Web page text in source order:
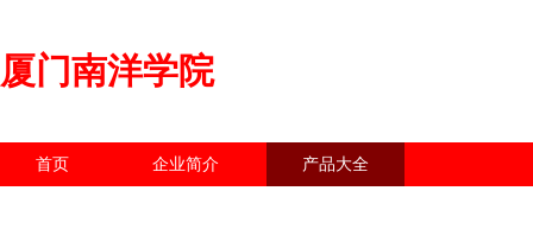
厦门南洋学院
首页 企业简介 产品大全